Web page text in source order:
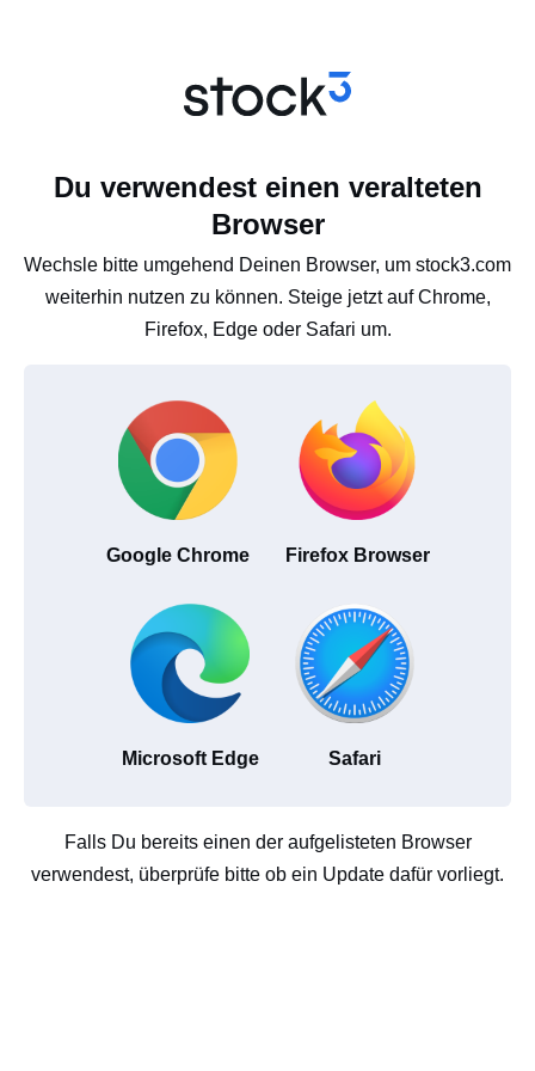
Du verwendest einen veralteten
Browser
Wechsle bitte umgehend Deinen Browser, um stock3.com
weiterhin nutzen zu können. Steige jetzt auf Chrome,
Firefox, Edge oder Safari um.
Google Chrome Firefox Browser
Microsoft Edge Safari
Falls Du bereits einen der aufgelisteten Browser
verwendest, überprüfe bitte ob ein Update dafür vorliegt.